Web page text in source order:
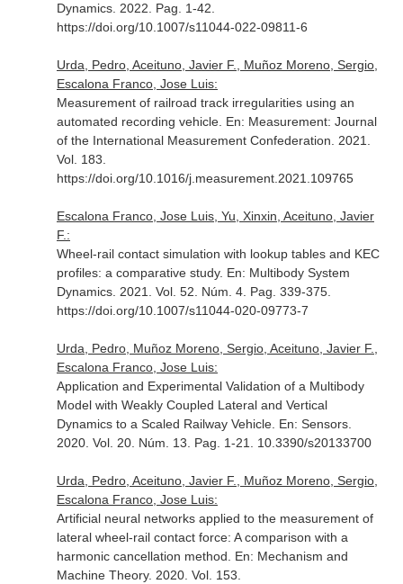
Dynamics. 2022. Pag. 1-42.
https://doi.org/10.1007/s11044-022-09811-6
Urda, Pedro, Aceituno, Javier F., Muñoz Moreno, Sergio,
Escalona Franco, Jose Luis:
Measurement of railroad track irregularities using an
automated recording vehicle. En: Measurement: Journal
of the International Measurement Confederation . 2021.
Vol. 183.
https://doi.org/10.1016/j.measurement.2021.109765
Escalona Franco, Jose Luis, Yu, Xinxin, Aceituno, Javier
F.:
Wheel-rail contact simulation with lookup tables and KEC
profiles: a comparative study. En: Multibody System
Dynamics. 2021. Vol. 52. Núm. 4. Pag. 339-375.
https://doi.org/10.1007/s11044-020-09773-7
Urda, Pedro, Muñoz Moreno, Sergio, Aceituno, Javier F.,
Escalona Franco, Jose Luis:
Application and Experimental Validation of a Multibody
Model with Weakly Coupled Lateral and Vertical
Dynamics to a Scaled Railway Vehicle. En: Sensors.
2020. Vol. 20. Núm. 13. Pag. 1-21. 10.3390/s20133700
Urda, Pedro, Aceituno, Javier F., Muñoz Moreno, Sergio,
Escalona Franco, Jose Luis:
Artificial neural networks applied to the measurement of
lateral wheel-rail contact force: A comparison with a
harmonic cancellation method. En: Mechanism and
Machine Theory. 2020. Vol. 153.